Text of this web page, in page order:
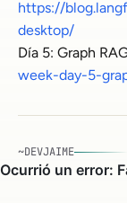
https://
desktop/
Día 5: Graph
week-day-5-
~DEVJAIME